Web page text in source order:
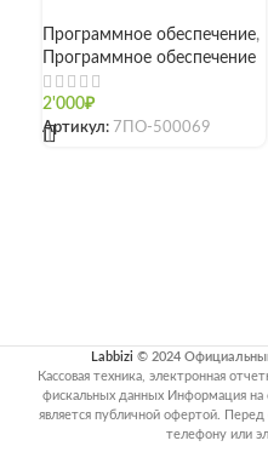
Программное обеспечение,
Программное обеспечение
2'000₽
Артикул: 7ПО-500069
[]
Labbizi © 2024
Кассовая техника, электронная
фискальных данных Информация на
является публичной офертой.
телефону или